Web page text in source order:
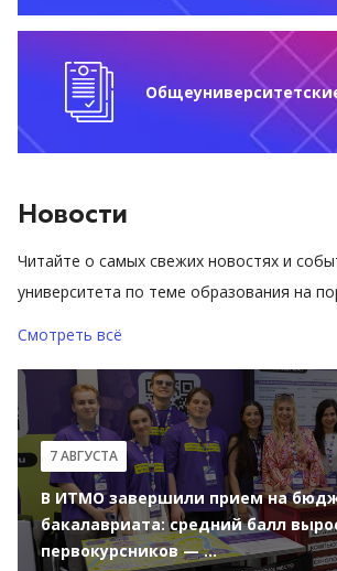
Новости
Читайте о самых свежих новостях и
университета по теме образования на
Смотреть всё
7 АВГУСТА
В ИТМО завершили прием на
бакалавриата: средний балл
первокурсников — ...